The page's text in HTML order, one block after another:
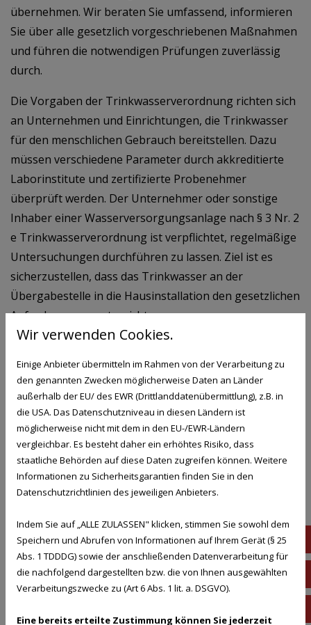
übernehmen. Wir beraten Sie umfassend, informieren
Sie über alle gesetzlich vorgeschriebenen Maßnahmen
und führen die notwendigen Prüfungen zuverlässig
durch.
Die Vorgaben der Trinkwasserverordnung richten sich
an Unternehmen und Einrichtungen, die Trinkwasser
für den menschlichen Gebrauch bereitstellen. Dazu
müssen verschiedene Parameter durch akkreditierte
Laborinstitute und zertifizierte Probenehmer
überprüft werden. Der Unternehmer oder sonstige
Inhaber einer Wasserversorgungsanlage nach § 3 Nr. 2
e Trinkwasserverordnung ist verpflichtet, regelmäßige
Untersuchungen durchführen zu lassen. Ziel ist es
sicherzustellen, dass das Trinkwasser an der
Übergabestelle in die Hausinstallation den gesetzlichen
Anforderungen entspricht.
Abnahme nach der Trinkwasserverordnung und
arbeiten eng mit einem zertifizierten Labor zusammen.
Unsere Leistungen für Ihre
Trinkwasserhygiene
das alle wichtigen Bereiche abdeckt:
Entnahme von Trinkwasserproben gemäß
Trinkwasserverordnung zur Untersuchung von
Mikrobiologie und Chemie (z. B. Legionellen,
Schwermetalle und weitere Parameter)
Wir verwenden Cookies.
Einige Anbieter übermitteln im Rahmen von der Verarbeitung zu
den genannten Zwecken möglicherweise Daten an Länder
außerhalb der EU/ des EWR (Drittlanddatenübermittlung), z.B. in
die USA. Das Datenschutzniveau in diesen Ländern ist
möglicherweise nicht mit dem in den EU-/EWR-Ländern
vergleichbar. Es besteht daher ein erhöhtes Risiko, dass
staatliche Behörden auf diese Daten zugreifen können. Weitere
Informationen zu Sicherheitsgarantien finden Sie in den
Datenschutzrichtlinien des jeweiligen Anbieters.
Indem Sie auf „ALLE ZULASSEN" klicken, stimmen Sie sowohl dem
Speichern und Abrufen von Informationen auf Ihrem Gerät (§ 25
Abs. 1 TDDDG) sowie der anschließenden Datenverarbeitung für
die nachfolgend dargestellten bzw. die von Ihnen ausgewählten
Verarbeitungszwecke zu (Art 6 Abs. 1 lit. a. DSGVO).
Eine bereits erteilte Zustimmung können Sie jederzeit